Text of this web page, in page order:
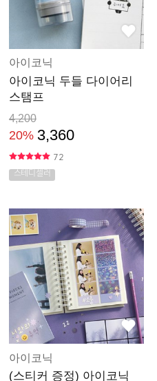
아이코닉
아이코닉 두들 다이어리
스탬프
4,200
20% 3,360
72
스테디셀러
아이코닉
(스티커 증정) 아이코닉